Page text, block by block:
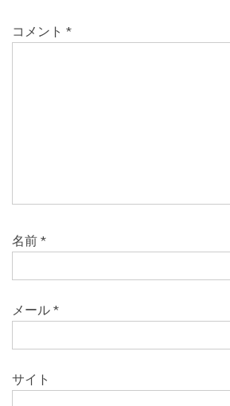
コメント *
名前 *
メール *
サイト